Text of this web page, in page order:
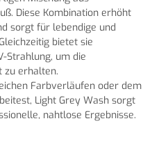
Diese Kombination erhöht
sorgt für lebendige und
bietet sie
Strahlung, um die
zu erhalten.
Farbverläufen oder dem
Light Grey Wash sorgt
nahtlose Ergebnisse.